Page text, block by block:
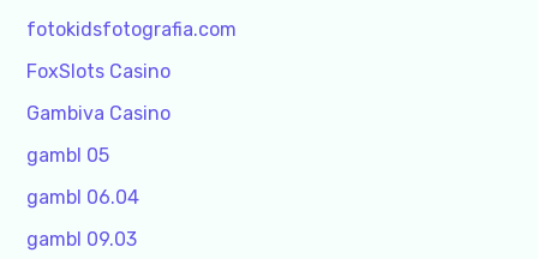
fotokidsfotografia.com
FoxSlots Casino
Gambiva Casino
gambl 05
gambl 06.04
gambl 09.03